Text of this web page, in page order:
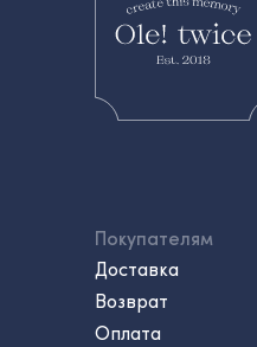
Покупателям
Доставка
Возврат
Оплата